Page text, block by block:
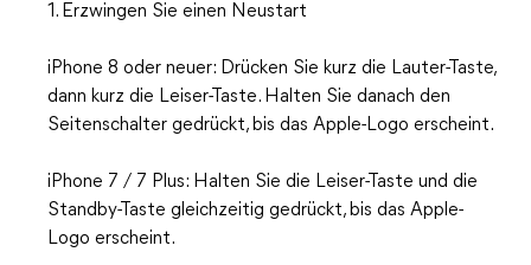
1. Erzwingen Sie einen Neustart
iPhone 8 oder neuer: Drücken Sie kurz die Lauter-Taste,
dann kurz die Leiser-Taste. Halten Sie danach den
Seitenschalter gedrückt, bis das Apple-Logo erscheint.
iPhone 7 / 7 Plus: Halten Sie die Leiser-Taste und die
Standby-Taste gleichzeitig gedrückt, bis das Apple-
Logo erscheint.